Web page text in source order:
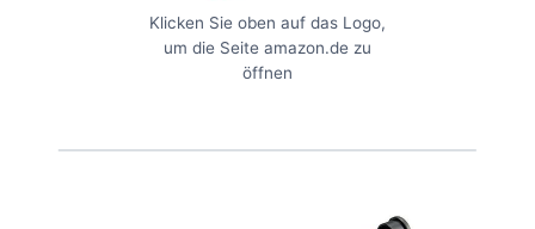
Klicken Sie oben auf das Logo,
um die Seite amazon.de zu
öffnen